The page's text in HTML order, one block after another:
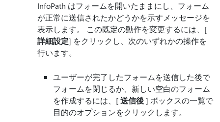
InfoPath はフォームを開いたままにし、フォーム
が正常に送信されたかどうかを示すメッセージを
表示します。 この既定の動作を変更するには、[
詳細設定] をクリックし、次のいずれかの操作を
行います。
ユーザーが完了したフォームを送信した後で
フォームを閉じるか、新しい空白のフォーム
を作成するには、[送信後] ボックスの一覧で
目的のオプションをクリックします。